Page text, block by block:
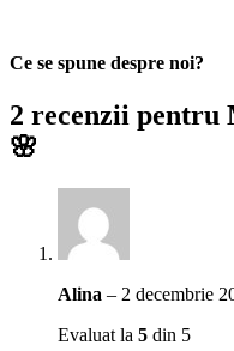
Ce se spune despre noi?
2 recenzii pentru
🌸
Alina – 2 decembrie
Evaluat la 5 din 5